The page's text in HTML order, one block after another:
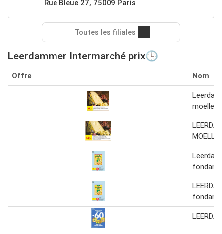
Rue Bleue 27, 75009 Paris
Toutes les filiales
Leerdammer Intermarché prix🕒
Offre Nom
moelleux
fondant
fondant